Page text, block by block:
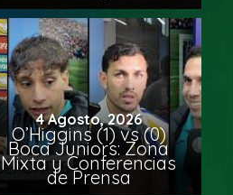
4 Agosto, 2026
O’Higgins (1) vs (0)
Boca Juniors: Zona
Mixta y Conferencias
de Prensa